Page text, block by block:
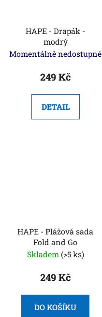
HAPE - Drapák -
modrý
Momentálně nedostupné
249 Kč
DETAIL
HAPE - Plážová sada
Fold and Go
Skladem (>5 ks)
249 Kč
DO KOŠÍKU